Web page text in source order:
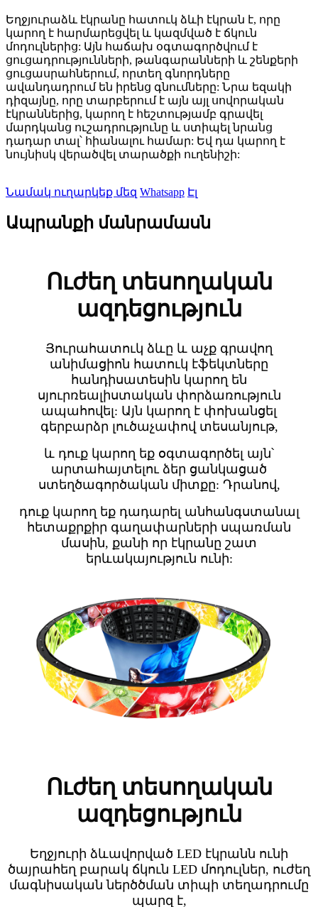
Եղջյուրաձև էկրանը հատուկ ձևի էկրան է, որը
կարող է հարմարեցվել և կազմված է ճկուն
մոդուլներից: Այն հաճախ օգտագործվում է
ցուցադրությունների, թանգարանների և շենքերի
ցուցասրահներում, որտեղ գնորդները
ավանդադրում են իրենց գնումները: Նրա եզակի
դիզայնը, որը տարբերում է այն այլ սովորական
էկրաններից, կարող է հեշտությամբ գրավել
մարդկանց ուշադրությունը և ստիպել նրանց
դադար տալ՝ հիանալու համար: Եվ դա կարող է
նույնիսկ վերածվել տարածքի ուղենիշի:
Նամակ ուղարկեք մեզ Whatsapp Էլ
Ապրանքի մանրամասն
Ուժեղ տեսողական
ազդեցություն
Յուրահատուկ ձևը և աչք գրավող
անիմացիոն հատուկ էֆեկտները
հանդիսատեսին կարող են
սյուրռեալիստական ​​փորձառություն
ապահովել: Այն կարող է փոխանցել
գերբարձր լուծաչափով տեսանյութ,
և դուք կարող եք օգտագործել այն՝
արտահայտելու ձեր ցանկացած
ստեղծագործական միտքը: Դրանով,
դուք կարող եք դադարել անհանգստանալ
հետաքրքիր գաղափարների սպառման
մասին, քանի որ էկրանը շատ
երևակայություն ունի:
Ուժեղ տեսողական
ազդեցություն
Եղջյուրի ձևավորված LED էկրանն ունի
ծայրահեղ բարակ ճկուն LED մոդուլներ, ուժեղ
մագնիսական ներծծման տիպի տեղադրումը
պարզ է,